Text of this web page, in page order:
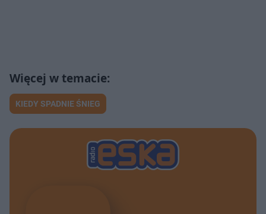
KIEDY SPADNIE ŚNIEG